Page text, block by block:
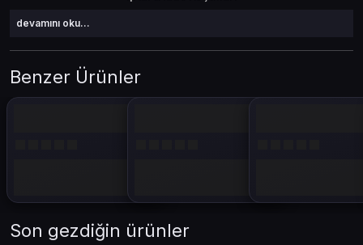
devamını oku...
Benzer Ürünler
Son gezdiğin ürünler